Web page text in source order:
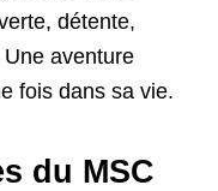
détente,
aventure
fois dans sa vie.
du MSC